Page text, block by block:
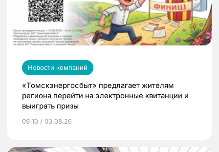
Новости компаний
«Томскэнергосбыт» предлагает жителям
региона перейти на электронные квитанции и
выиграть призы
09:10 / 03.08.26